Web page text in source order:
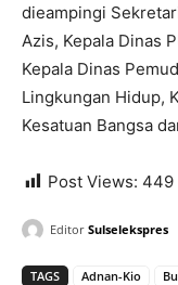
dieampingi
Azis, Kepala Dinas
Kepala Dinas
Lingkungan Hidup,
Kesatuan Bangsa
Post Views: 449
Editor Sulselekspres
TAGS Adnan-Kio